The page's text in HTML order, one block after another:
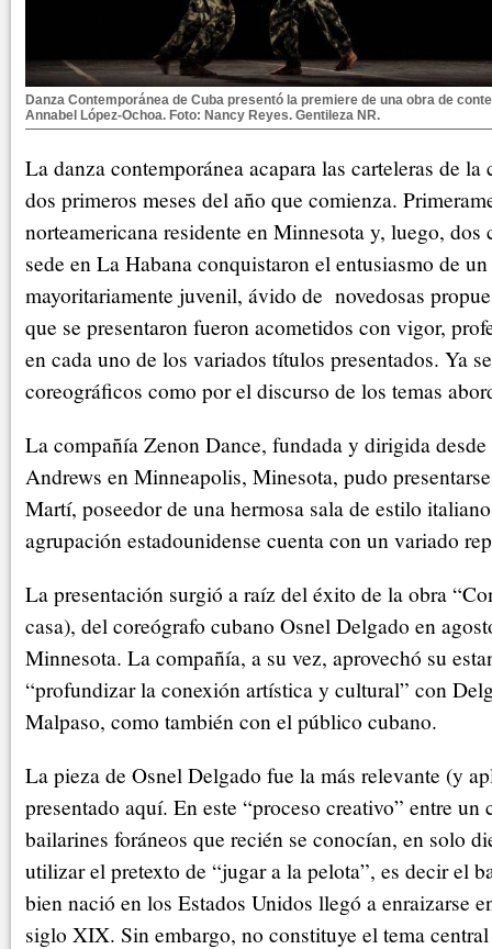
Danza Contemporánea de Cuba presentó la premiere de una obra de
Annabel López-Ochoa. Foto: Nancy Reyes. Gentileza NR.
La danza contemporánea acapara las carteleras de la
dos primeros meses del año que comienza.
norteamericana residente en Minnesota y, luego, dos
sede en La Habana conquistaron el entusiasmo de
mayoritariamente juvenil, ávido de novedosas
que se presentaron fueron acometidos con vigor,
en cada uno de los variados títulos presentados. Ya
coreográficos como por el discurso de los temas
La compañía Zenon Dance, fundada y dirigida
Andrews en Minneapolis, Minesota, pudo
Martí, poseedor de una hermosa sala de estilo
agrupación estadounidense cuenta con un variado
La presentación surgió a raíz del éxito de la obra
casa), del coreógrafo cubano Osnel Delgado en
Minnesota. La compañía, a su vez, aprovechó su
“profundizar la conexión artística y cultural” con
Malpaso, como también con el público cubano.
La pieza de Osnel Delgado fue la más relevante (y
presentado aquí. En este “proceso creativo” entre un
bailarines foráneos que recién se conocían, en solo
utilizar el pretexto de “jugar a la pelota”, es decir el
bien nació en los Estados Unidos llegó a enraizarse
siglo XIX. Sin embargo, no constituye el tema